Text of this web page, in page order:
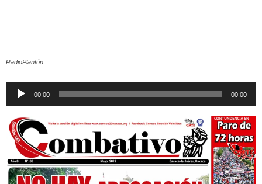
RadioPlantón
Reproductor
00:00 00:00